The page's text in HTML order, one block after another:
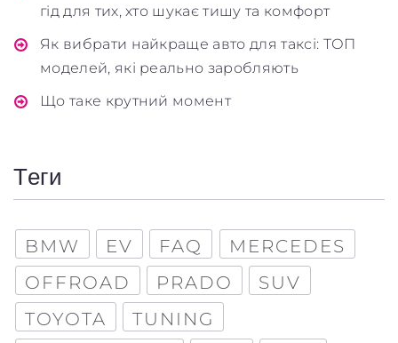
гід для тих, хто шукає тишу та комфорт
Як вибрати найкраще авто для таксі: ТОП
моделей, які реально заробляють
Що таке крутний момент
Теги
BMW EV FAQ
MERCEDES
OFFROAD
PRADO
SUV
TOYOTA
TUNING